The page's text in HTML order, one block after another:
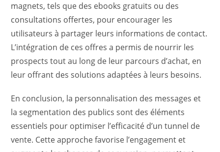
magnets, tels que des ebooks gratuits ou des
consultations offertes, pour encourager les
utilisateurs à partager leurs informations de contact.
L’intégration de ces offres a permis de nourrir les
prospects tout au long de leur parcours d’achat, en
leur offrant des solutions adaptées à leurs besoins.
En conclusion, la personnalisation des messages et
la segmentation des publics sont des éléments
essentiels pour optimiser l’efficacité d’un tunnel de
vente. Cette approche favorise l’engagement et